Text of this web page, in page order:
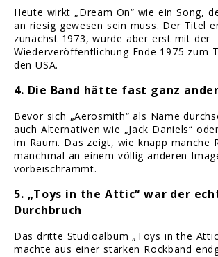
Heute wirkt „Dream On“ wie ein Song,
an riesig gewesen sein muss. Der Titel
zunächst 1973, wurde aber erst mit der
Wiederveröffentlichung Ende 1975 zum
den USA.
4. Die Band hätte fast ganz
Bevor sich „Aerosmith“ als Name
auch Alternativen wie „Jack Daniels“
im Raum. Das zeigt, wie knapp manche
manchmal an einem völlig anderen
vorbeischrammt.
5. „Toys in the Attic“ war der
Durchbruch
Das dritte Studioalbum „Toys in the
machte aus einer starken Rockband